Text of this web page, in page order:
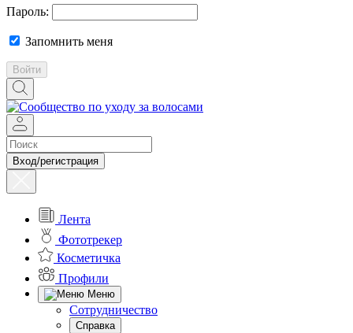
Пароль:
Запомнить меня
Войти
Вход/регистрация
Лента
Фототрекер
Косметичка
Профили
Меню
Сотрудничество
Справка